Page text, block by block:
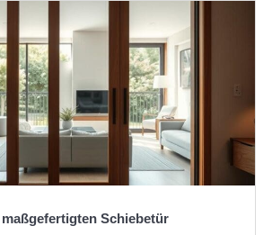
Schiebetür